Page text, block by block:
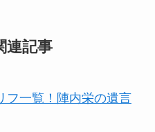
連記事
フ一覧！陣内栄の遺言